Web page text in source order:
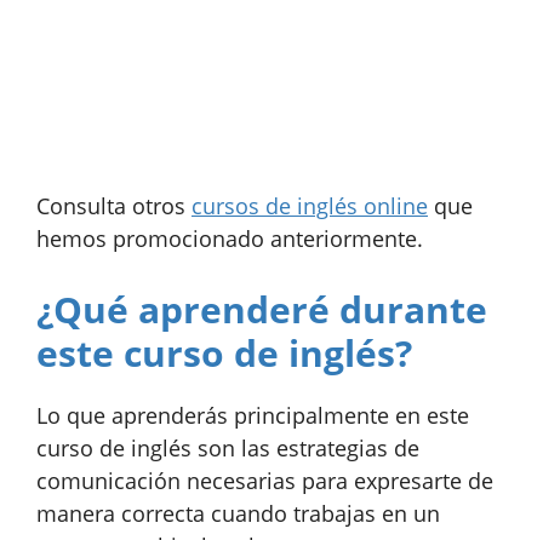
Consulta otros cursos de inglés online que
hemos promocionado anteriormente.
¿Qué aprenderé durante
este curso de inglés?
Lo que aprenderás principalmente en este
curso de inglés son las estrategias de
comunicación necesarias para expresarte de
manera correcta cuando trabajas en un